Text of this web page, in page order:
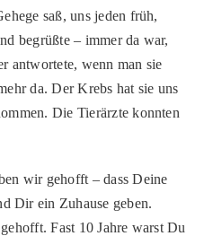
4KIDS
saß, uns jeden früh,
begrüßte – immer da war,
antwortete, wenn man sie
da. Der Krebs hat sie uns
Die Tierärzte konnten
wir gehofft – dass Deine
Dir ein Zuhause geben.
Fast 10 Jahre warst Du